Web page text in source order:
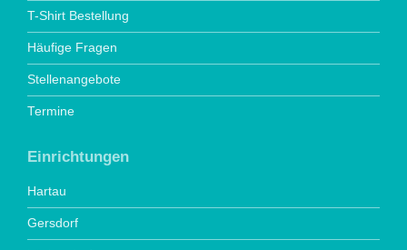
T-Shirt Bestellung
Häufige Fragen
Stellenangebote
Termine
Einrichtungen
Hartau
Gersdorf